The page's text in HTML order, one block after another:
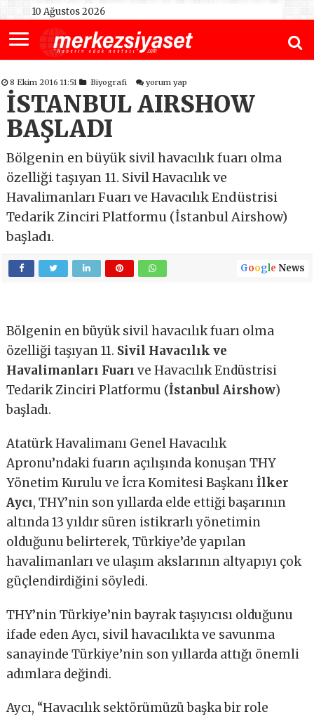
10 Ağustos 2026
8 Ekim 2016 11:51 Biyografi yorum yap
İSTANBUL AIRSHOW
BAŞLADI
Bölgenin en büyük sivil havacılık fuarı olma
özelliği taşıyan 11. Sivil Havacılık ve
Havalimanları Fuarı ve Havacılık Endüstrisi
Tedarik Zinciri Platformu (İstanbul Airshow)
başladı.
Google News
Bölgenin en büyük sivil havacılık fuarı olma
özelliği taşıyan 11. Sivil Havacılık ve
Havalimanları Fuarı ve Havacılık Endüstrisi
Tedarik Zinciri Platformu (İstanbul Airshow)
başladı.
Atatürk Havalimanı Genel Havacılık
Apronu’ndaki fuarın açılışında konuşan THY
Yönetim Kurulu ve İcra Komitesi Başkanıİlker
Aycı, THY’nin son yıllarda elde ettiği başarının
altında 13 yıldır süren istikrarlı yönetimin
olduğunu belirterek, Türkiye’de yapılan
havalimanları ve ulaşım akslarının altyapıyı çok
güçlendirdiğini söyledi.
THY’nin Türkiye’nin bayrak taşıyıcısı olduğunu
ifade eden Aycı, sivil havacılıkta ve savunma
sanayinde Türkiye’nin son yıllarda attığı önemli
adımlara değindi.
Aycı, “Havacılık sektörümüzü başka bir role